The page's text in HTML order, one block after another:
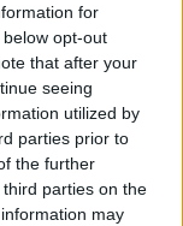
for
opt-out
that after your
seeing
utilized by
parties prior to
the further
parties on the
may